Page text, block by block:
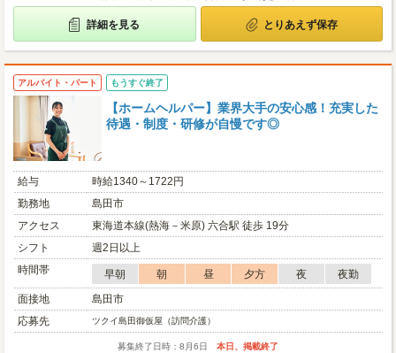
詳細を見る とりあえず保存
アルバイト・パート もうすぐ終了
【ホームヘルパー】業界大手の安心感！充実した
待遇・制度・研修が自慢です◎
給与
時給1340～1722円
勤務地
島田市
アクセス
東海道本線(熱海－米原) 六合駅 徒歩 19分
シフト
週2日以上
時間帯
早朝 朝 昼 夕方 夜
夜勤
面接地
島田市
応募先
ツクイ島田御仮屋（訪問介護）
募集終了日時：8月6日 本日、掲載終了